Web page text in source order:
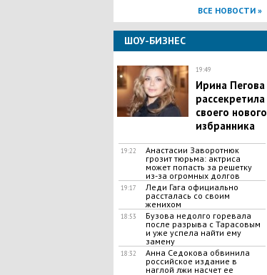
ВСЕ НОВОСТИ »
ШОУ-БИЗНЕС
19:49
Ирина Пегова
рассекретила
своего нового
избранника
19:22
Анастасии Заворотнюк
грозит тюрьма: актриса
может попасть за решетку
из-за огромных долгов
19:17
Леди Гага официально
рассталась со своим
женихом
18:53
Бузова недолго горевала
после разрыва с Тарасовым
и уже успела найти ему
замену
18:32
Анна Седокова обвинила
российское издание в
наглой лжи насчет ее